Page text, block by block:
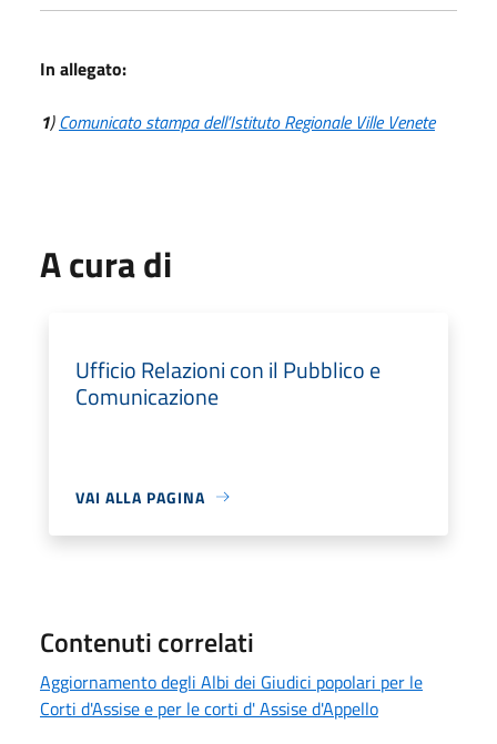
In allegato:
1)Comunicato stampa dell’Istituto Regionale Ville Venete
A cura di
Ufficio Relazioni con il Pubblico e
Comunicazione
VAI ALLA PAGINA
Contenuti correlati
Aggiornamento degli Albi dei Giudici popolari per le
Corti d'Assise e per le corti d' Assise d'Appello